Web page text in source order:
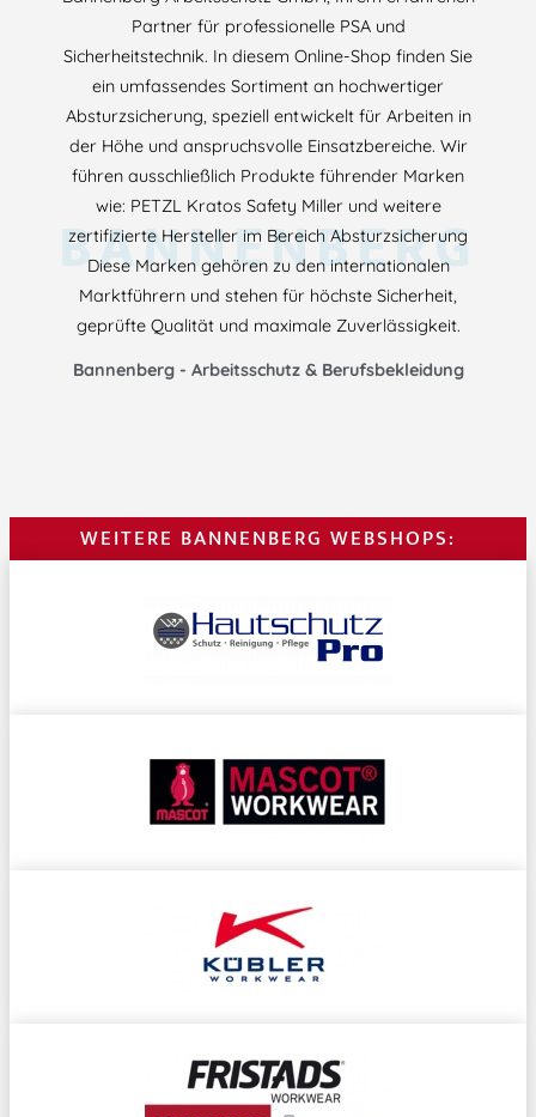
Partner für professionelle PSA und
Sicherheitstechnik. In diesem Online-Shop finden Sie
ein umfassendes Sortiment an hochwertiger
Absturzsicherung, speziell entwickelt für Arbeiten in
der Höhe und anspruchsvolle Einsatzbereiche. Wir
führen ausschließlich Produkte führender Marken
wie: PETZL Kratos Safety Miller und weitere
zertifizierte Hersteller im Bereich Absturzsicherung
Diese Marken gehören zu den internationalen
Marktführern und stehen für höchste Sicherheit,
geprüfte Qualität und maximale Zuverlässigkeit.
Bannenberg - Arbeitsschutz & Berufsbekleidung
BANNENBERG
WEITERE BANNENBERG WEBSHOPS: